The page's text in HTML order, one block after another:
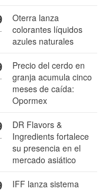
Oterra lanza
colorantes líquidos
azules naturales
Precio del cerdo en
granja acumula cinco
meses de caída:
Opormex
DR Flavors &
Ingredients fortalece
su presencia en el
mercado asiático
IFF lanza sistema